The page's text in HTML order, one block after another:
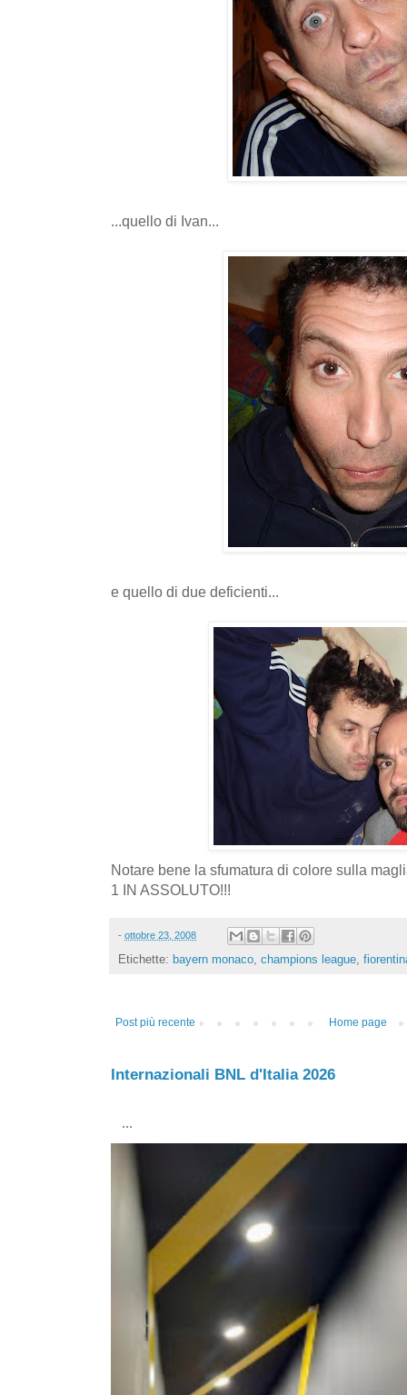
...quello di Ivan...
e quello di due deficienti...
Notare bene la sfumatura di colore sulla
1 IN ASSOLUTO!!!
- ottobre 23, 2008
Etichette: bayern monaco, champions league,
Post più recente Home page
Internazionali BNL d'Italia 2026
...